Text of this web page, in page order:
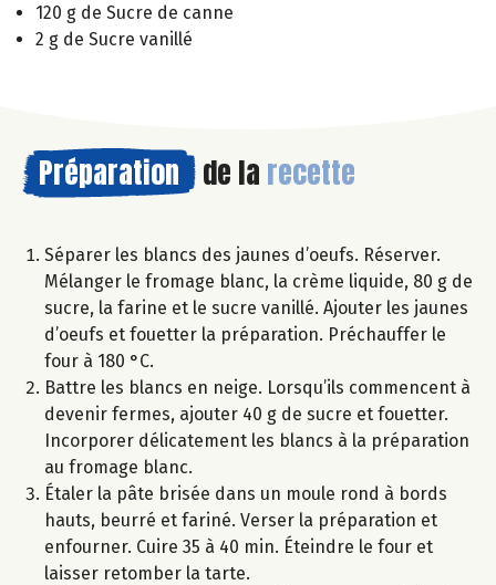
120 g de Sucre de canne
2 g de Sucre vanillé
Préparation de la recette
Séparer les blancs des jaunes d’oeufs. Réserver.
Mélanger le fromage blanc, la crème liquide, 80 g de
sucre, la farine et le sucre vanillé. Ajouter les jaunes
d’oeufs et fouetter la préparation. Préchauffer le
four à 180 °C.
Battre les blancs en neige. Lorsqu’ils commencent à
devenir fermes, ajouter 40 g de sucre et fouetter.
Incorporer délicatement les blancs à la préparation
au fromage blanc.
Étaler la pâte brisée dans un moule rond à bords
hauts, beurré et fariné. Verser la préparation et
enfourner. Cuire 35 à 40 min. Éteindre le four et
laisser retomber la tarte.